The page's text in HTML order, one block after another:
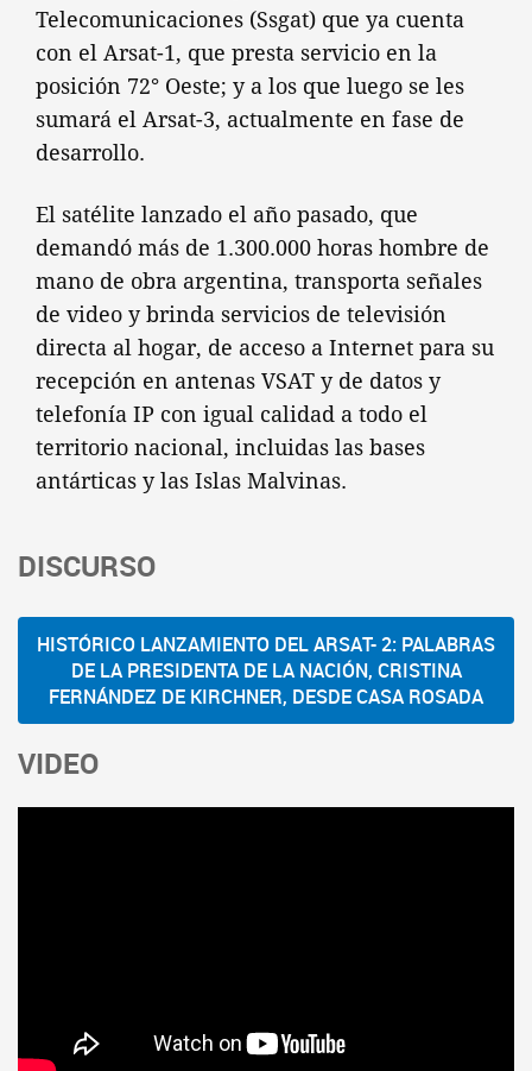
Telecomunicaciones (Ssgat) que ya cuenta
con el Arsat-1, que presta servicio en la
posición 72° Oeste; y a los que luego se les
sumará el Arsat-3, actualmente en fase de
desarrollo.
El satélite lanzado el año pasado, que
demandó más de 1.300.000 horas hombre de
mano de obra argentina, transporta señales
de video y brinda servicios de televisión
directa al hogar, de acceso a Internet para su
recepción en antenas VSAT y de datos y
telefonía IP con igual calidad a todo el
territorio nacional, incluidas las bases
antárticas y las Islas Malvinas.
DISCURSO
HISTÓRICO LANZAMIENTO DEL ARSAT- 2: PALABRAS
DE LA PRESIDENTA DE LA NACIÓN, CRISTINA
FERNÁNDEZ DE KIRCHNER, DESDE CASA ROSADA
VIDEO